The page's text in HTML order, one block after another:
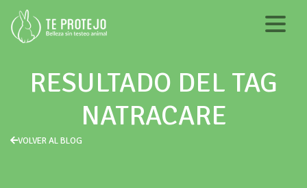
RESULTADO DEL TAG
NATRACARE
VOLVER AL BLOG